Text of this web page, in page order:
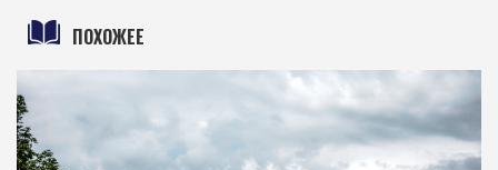
ПОХОЖЕЕ